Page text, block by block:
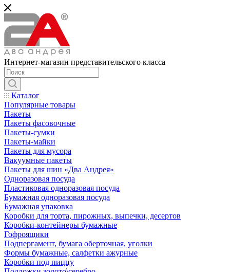
Интернет-магазин представительского класса
Каталог
Популярные товары
Пакеты
Пакеты фасовочные
Пакеты-сумки
Пакеты-майки
Пакеты для мусора
Вакуумные пакеты
Пакеты для шин «Два Андрея»
Одноразовая посуда
Пластиковая одноразовая посуда
Бумажная одноразовая посуда
Бумажная упаковка
Коробки для торта, пирожных, выпечки, десертов
Коробки-контейнеры бумажные
Гофроящики
Подпергамент, бумага оберточная, уголки
Формы бумажные, салфетки ажурные
Коробки под пиццу